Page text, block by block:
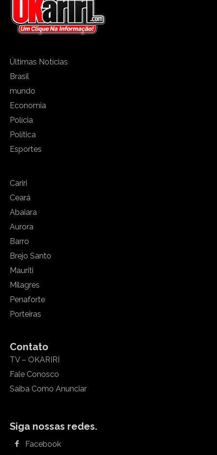
Últimas Notícias
Brasil
mundo
Economia
Polícia
Política
Esportes
Cariri
Ceará
Abaiara
Aurora
Barro
Brejo Santo
Mauriti
Milagres
Penaforte
Porteiras
Contato
TV – OKARIRI
Fale Conosco
Saiba Como Anunciar
Siga nossas redes.
Facebook